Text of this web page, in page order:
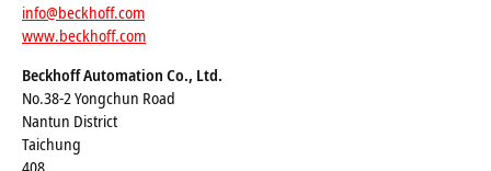
info@beckhoff.com
www.beckhoff.com
Beckhoff Automation Co., Ltd.
No.38-2 Yongchun Road
Nantun District
Taichung
408